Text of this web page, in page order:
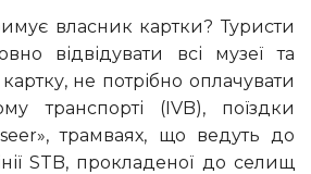
відвідувати всі музеї та
не потрібно оплачувати
транспорті (IVB), поїздки
трамваях, що ведуть до
STB, прокладеної до селищ